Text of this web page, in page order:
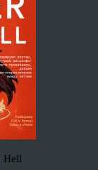
Hell